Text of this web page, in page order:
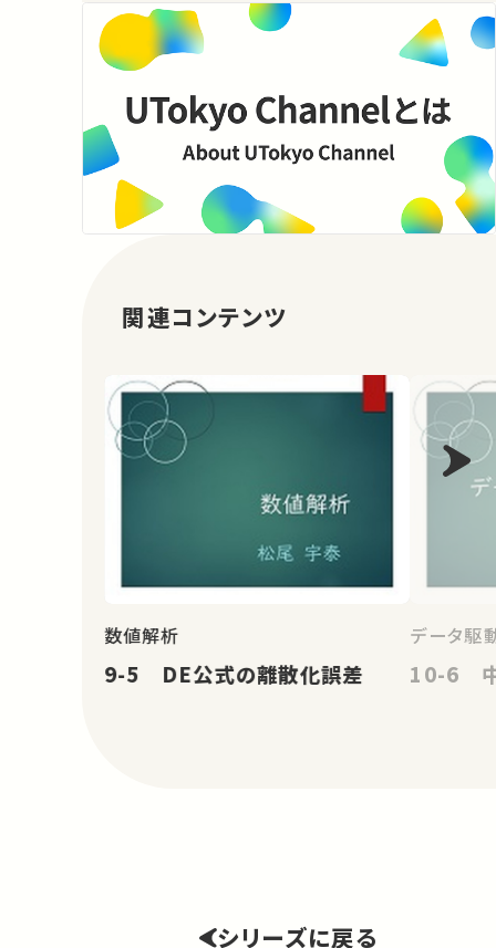
関連コンテンツ
数値解析
9-5 DE公式の離散化誤差
データ駆
10-6
シリーズに戻る